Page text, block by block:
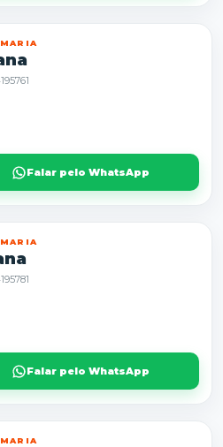
Falar pelo WhatsApp
Falar pelo WhatsApp